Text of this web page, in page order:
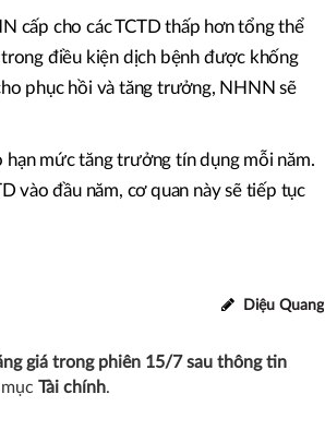
cấp cho các TCTD thấp hơn tổng thể
điều kiện dịch bệnh được khống
phục hồi và tăng trưởng, NHNN sẽ
mức tăng trưởng tín dụng mỗi năm.
vào đầu năm, cơ quan này sẽ tiếp tục
Diệu Quang
giá trong phiên 15/7 sau thông tin
Tài chính.